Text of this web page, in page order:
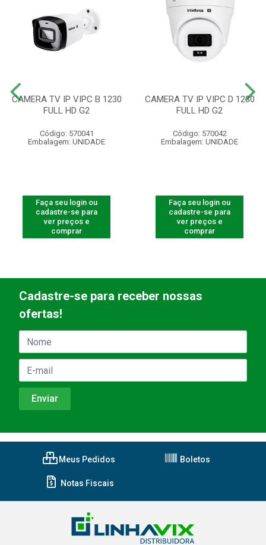
CAMERA TV IP VIPC B 1230
FULL HD G2
Código: 570041
Embalagem: UNIDADE
Faça seu login ou
cadastre-se para
ver preços e
comprar
CAMERA TV IP VIPC D 1230
FULL HD G2
Código: 570042
Embalagem: UNIDADE
Faça seu login ou
cadastre-se para
ver preços e
comprar
Cadastre-se para receber nossas
ofertas!
Meus Pedidos Boletos
Notas Fiscais